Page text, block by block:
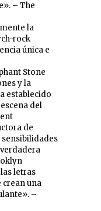
– The
la
rock
única e
Stone
y la
establecido
del
de
letras
crean una
–